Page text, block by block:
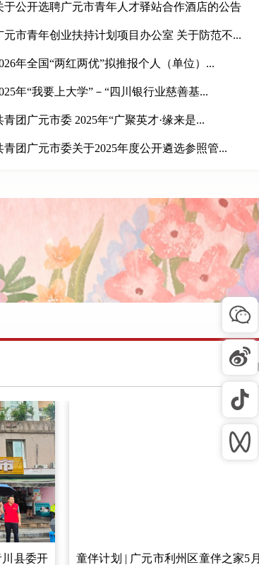
于公开选聘广元市青年人才驿站合作酒店的公告
元市青年创业扶持计划项目办公室 关于防范不...
年全国“两红两优”拟推报个人（单位）...
年“我要上大学”－“四川银行业慈善基...
青团广元市委 2025年“广聚英才·缘来是...
青团广元市委关于2025年度公开遴选参照管...
川县委开
童伴计划 | 广元市利州区童伴之家5